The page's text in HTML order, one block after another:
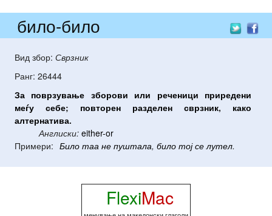
било-било
Вид збор: Сврзник
Ранг: 26444
За поврзување зборови или реченици приредени
меѓу
себе; повторен разделен сврзник, како
алтернатива.
Англиски: either-or
Примери: Било таа не пуштала, било тој се лутел.
FlexiMac